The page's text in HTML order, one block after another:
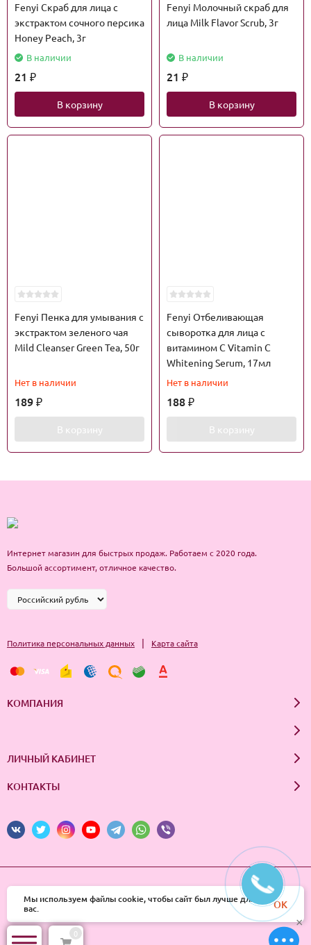
Fenyi Скраб для лица с
экстрактом сочного персика
Honey Peach, 3г
В наличии
21 ₽
В корзину
Fenyi Молочный скраб для
лица Milk Flavor Scrub, 3г
В наличии
21 ₽
В корзину
Fenyi Пенка для умывания с
экстрактом зеленого чая
Mild Cleanser Green Tea, 50г
Нет в наличии
189 ₽
В корзину
Fenyi Отбеливающая
сыворотка для лица с
витамином С Vitamin C
Whitening Serum, 17мл
Нет в наличии
188 ₽
В корзину
Интернет магазин для быстрых продаж. Работаем с 2020 года.
Большой ассортимент, отличное качество.
Политика персональных данных | Карта сайта
КОМПАНИЯ
ЛИЧНЫЙ КАБИНЕТ
КОНТАКТЫ
© 2026 InSale. Все права защищены
0
Мы используем файлы cookie, чтобы сайт был лучше для
вас.
OK
×